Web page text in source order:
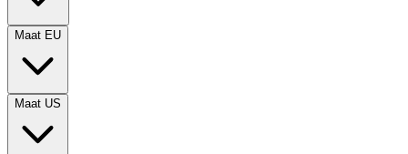
Maat EU
Maat US